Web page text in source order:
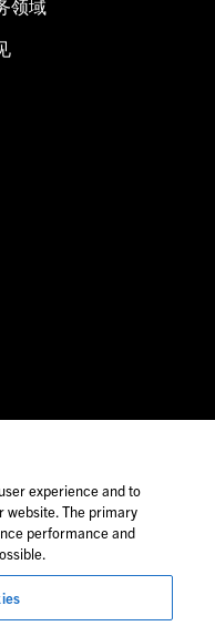
领域
experience and to
website. The primary
performance and